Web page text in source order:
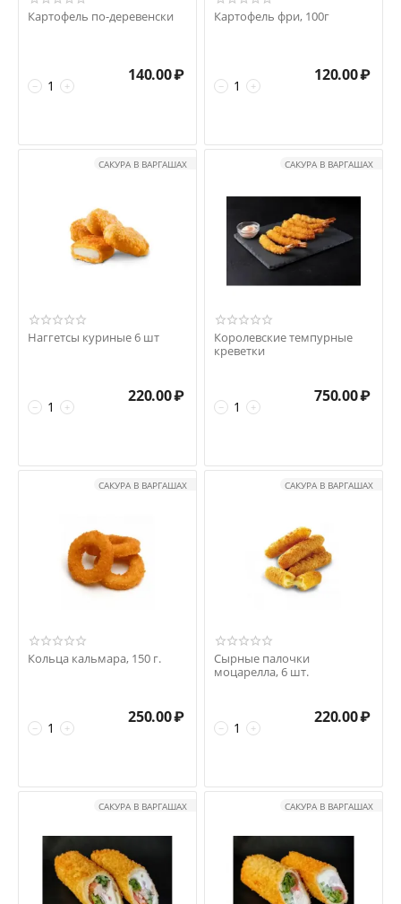
Картофель по-деревенски
+
−
140.00₽
Картофель фри, 100г
+
−
120.00₽
САКУРА В ВАРГАШАХ
Наггетсы куриные 6 шт
+
−
220.00₽
САКУРА В ВАРГАШАХ
Королевские темпурные
креветки
+
−
750.00₽
САКУРА В ВАРГАШАХ
Кольца кальмара, 150 г.
+
−
250.00₽
САКУРА В ВАРГАШАХ
Сырные палочки
моцарелла, 6 шт.
+
−
220.00₽
САКУРА В ВАРГАШАХ САКУРА В ВАРГАШАХ